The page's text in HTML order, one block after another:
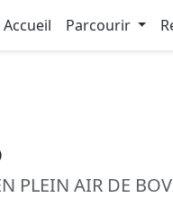
Accueil Parcourir
PLEIN AIR DE